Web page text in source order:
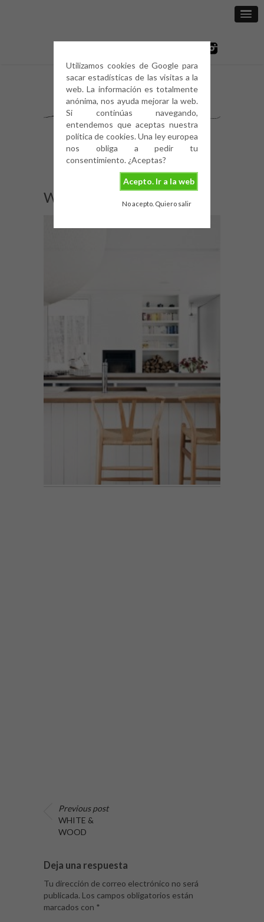
Utilizamos cookies de Google para
sacar estadísticas de las visitas a la
web. La información es totalmente
anónima, nos ayuda mejorar la web.
Si continúas navegando,
entendemos que aceptas nuestra
política de cookies. Una ley europea
nos obliga a pedir tu
consentimiento. ¿Aceptas?
Acepto. Ir a la web
No acepto. Quiero salir
White-Wood-10
Previous post
WHITE &
WOOD
Deja una respuesta
Tu dirección de correo electrónico no será
publicada. Los campos obligatorios están
marcados con *